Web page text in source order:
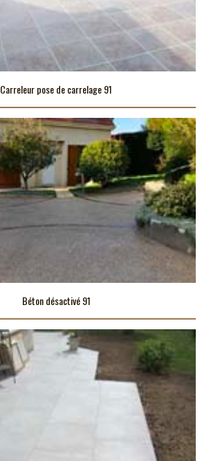
Carreleur pose de carrelage 91
Béton désactivé 91